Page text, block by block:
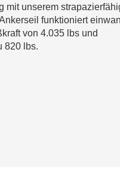
mit unserem
funktioniert
von 4.035 lbs und
820 lbs.